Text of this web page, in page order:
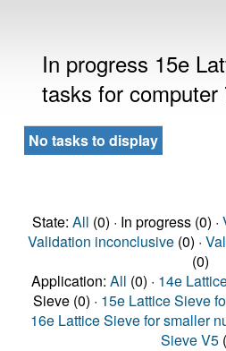
In progress 15e
tasks for computer
No tasks to display
State: All (0) · In progress (0) ·
Validation inconclusive(0) ·
(0)
Application: All (0) · 14e
Sieve (0) · 15e Lattice Sieve
16e Lattice Sieve for smaller
Sieve V5